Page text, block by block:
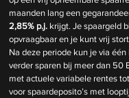
maanden lang een
2,85% p.j. krijgt. Je spaargeld
opvraagbaar en je kunt vrij
Na deze periode kun je via
verder sparen bij meer dan 50
met actuele variabele rentes tot
voor spaardeposito’s met